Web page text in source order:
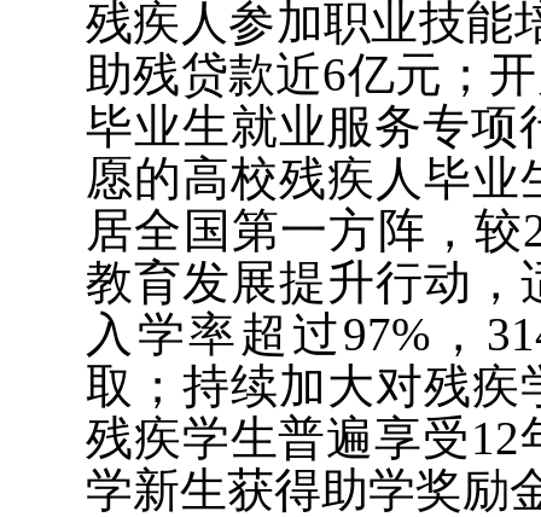
残疾人参加职业技能
助残贷款近6亿元；
毕业生就业服务专项
愿的高校残疾人毕
居全国第一方阵，较
教育发展提升行动，
入学率超过97%，
取；持续加大对残疾
残疾学生普遍享受12
学新生获得助学奖励